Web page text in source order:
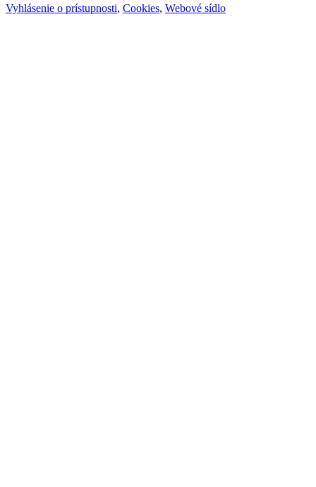
Vyhlásenie o prístupnosti, Cookies, Webové sídlo